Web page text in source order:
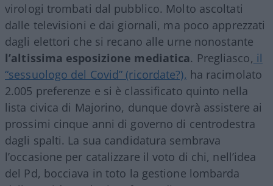
virologi trombati dal pubblico. Molto ascoltati
dalle televisioni e dai giornali, ma poco apprezzati
dagli elettori che si recano alle urne nonostante
l’altissima esposizione mediatica. Pregliasco, il
“sessuologo del Covid” (ricordate?), ha racimolato
2.005 preferenze e si è classificato quinto nella
lista civica di Majorino, dunque dovrà assistere ai
prossimi cinque anni di governo di centrodestra
dagli spalti. La sua candidatura sembrava
l’occasione per catalizzare il voto di chi, nell’idea
del Pd, bocciava in toto la gestione lombarda